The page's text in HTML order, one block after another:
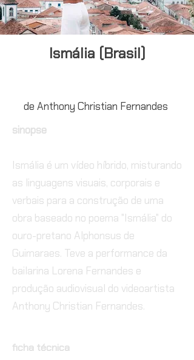
Ismália (Brasil)
de Anthony Christian Fernandes
sinopse
Ismália é um vídeo híbrido, misturando
as linguagens visuais, corporais e
verbais para a construção de uma
obra baseado no poema "Ismália" do
ouro-pretano Alphonsus de
Guimaraes. Teve a performance da
bailarina Lorena Fernandes e
produção audiovisual do videoartista
Anthony Christian Fernandes.
ficha técnica